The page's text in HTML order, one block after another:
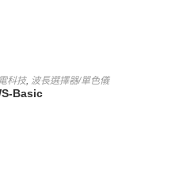
看內容
科技, 波長選擇器/單色儀
Basic